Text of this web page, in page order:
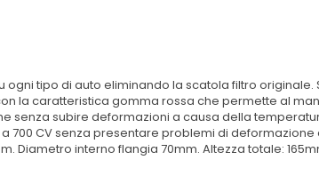
tipo di auto eliminando la scatola filtro
la caratteristica gomma rossa che permette al
senza subire deformazioni a causa della
CV senza presentare problemi di
Diametro interno flangia 70mm. Altezza totale: